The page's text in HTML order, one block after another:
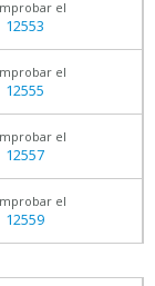
el
12553
el
12555
el
12557
el
12559